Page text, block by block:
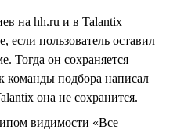
на hh.ru и в Talantix
если пользователь оставил
Тогда он сохраняется
команды подбора написал
она не сохранится.
видимости «Все